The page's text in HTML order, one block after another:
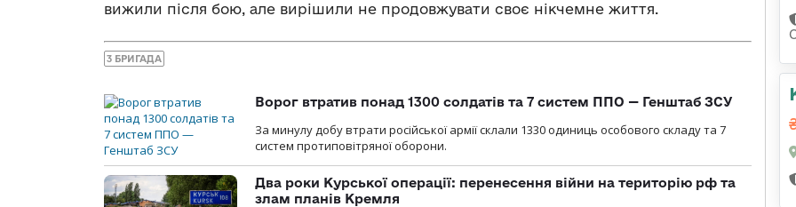
вижили після бою, але вирішили не продовжувати своє нікчемне життя.
3 БРИГАДА
Ворог втратив понад 1300 солдатів та 7 систем ППО — Генштаб ЗСУ
За минулу добу втрати російської армії склали 1330 одиниць особового складу та 7
систем протиповітряної оборони.
Два роки Курської операції: перенесення війни на територію рф та
злам планів Кремля